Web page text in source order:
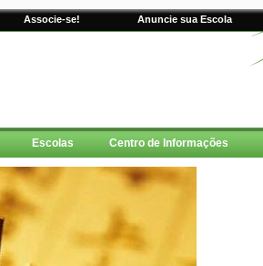
Associe-se! Anuncie sua Escola
Escolas Centro de Informações